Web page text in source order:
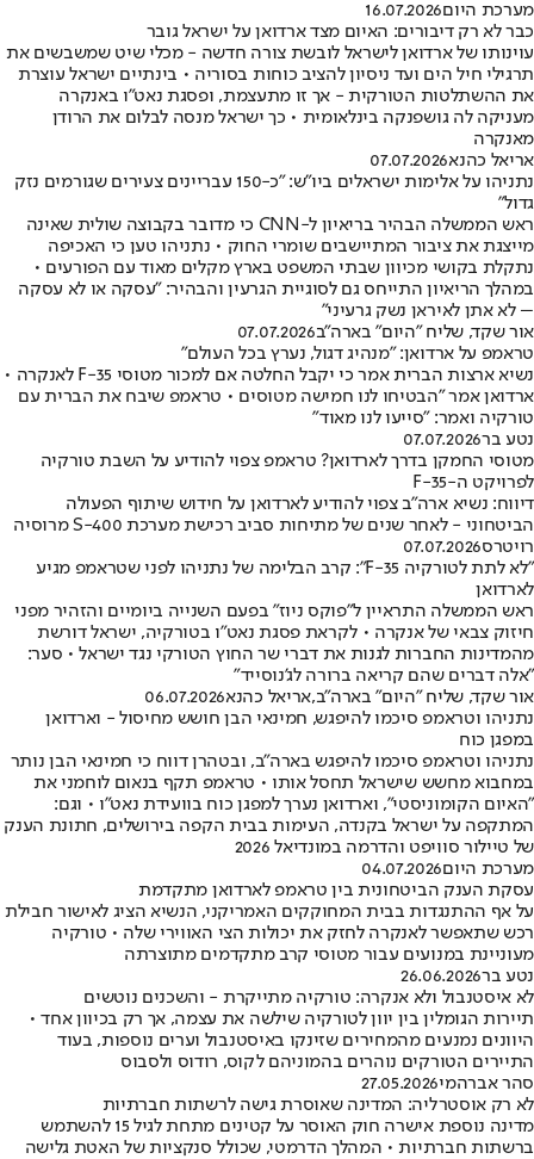
מערכת היום16.07.2026
כבר לא רק דיבורים: האיום מצד ארדואן על ישראל גובר
עוינותו של ארדואן לישראל לובשת צורה חדשה - מכלי שיט שמשבשים את
תרגילי חיל הים ועד ניסיון להציב כוחות בסוריה • בינתיים ישראל עוצרת
את ההשתלטות הטורקית - אך זו מתעצמת, ופסגת נאט"ו באנקרה
מעניקה לה גושפנקה בינלאומית • כך ישראל מנסה לבלום את הרודן
מאנקרה
אריאל כהנא07.07.2026
נתניהו על אלימות ישראלים ביו"ש: "כ-150 עבריינים צעירים שגורמים נזק
גדול"
ראש הממשלה הבהיר בריאיון ל-CNN כי מדובר בקבוצה שולית שאינה
מייצגת את ציבור המתיישבים שומרי החוק • נתניהו טען כי האכיפה
נתקלת בקושי מכיוון שבתי המשפט בארץ מקלים מאוד עם הפורעים •
במהלך הריאיון התייחס גם לסוגיית הגרעין והבהיר: "עסקה או לא עסקה
– לא אתן לאיראן נשק גרעיני"
אור שקד, שליח "היום" בארה"ב07.07.2026
טראמפ על ארדואן: "מנהיג דגול, נערץ בכל העולם"
נשיא ארצות הברית אמר כי יקבל החלטה אם למכור מטוסי F-35 לאנקרה •
ארדואן אמר "הבטיחו לנו חמישה מטוסים • טראמפ שיבח את הברית עם
טורקיה ואמר: "סייעו לנו מאוד"
נטע בר07.07.2026
מטוסי החמקן בדרך לארדואן? טראמפ צפוי להודיע על השבת טורקיה
לפרויקט ה-F-35
דיווח: נשיא ארה"ב צפוי להודיע לארדואן על חידוש שיתוף הפעולה
הביטחוני - לאחר שנים של מתיחות סביב רכישת מערכת S-400 מרוסיה
רויטרס07.07.2026
"לא לתת לטורקיה F-35": קרב הבלימה של נתניהו לפני שטראמפ מגיע
לארדואן
ראש הממשלה התראיין ל"פוקס ניוז" בפעם השנייה ביומיים והזהיר מפני
חיזוק צבאי של אנקרה • לקראת פסגת נאט"ו בטורקיה, ישראל דורשת
מהמדינות החברות לגנות את דברי שר החוץ הטורקי נגד ישראל • סער:
"אלה דברים שהם קריאה ברורה לג'נוסייד"
אור שקד, שליח "היום" בארה"ב,אריאל כהנא06.07.2026
נתניהו וטראמפ סיכמו להיפגש, חמינאי הבן חושש מחיסול - וארדואן
במפגן כוח
נתניהו וטראמפ סיכמו להיפגש בארה"ב, ובטהרן דווח כי חמינאי הבן נותר
במחבוא מחשש שישראל תחסל אותו • טראמפ תקף בנאום לוחמני את
"האיום הקומוניסטי", וארדואן נערך למפגן כוח בוועידת נאט"ו • וגם:
המתקפה על ישראל בקנדה, העימות בבית הקפה בירושלים, חתונת הענק
של טיילור סוויפט והדרמה במונדיאל 2026
מערכת היום04.07.2026
עסקת הענק הביטחונית בין טראמפ לארדואן מתקדמת
על אף ההתנגדות בבית המחוקקים האמריקני, הנשיא הציג לאישור חבילת
רכש שתאפשר לאנקרה לחזק את יכולות הצי האווירי שלה • טורקיה
מעוניינת במנועים עבור מטוסי קרב מתקדמים מתוצרתה
נטע בר26.06.2026
לא איסטנבול ולא אנקרה: טורקיה מתייקרת - והשכנים נוטשים
תיירות הגומלין בין יוון לטורקיה שילשה את עצמה, אך רק בכיוון אחד •
היוונים נמנעים מהמחירים שזינקו באיסטנבול וערים נוספות, בעוד
התיירים הטורקים נוהרים בהמוניהם לקוס, רודוס ולסבוס
סהר אברהמי27.05.2026
לא רק אוסטרליה: המדינה שאוסרת גישה לרשתות חברתיות
מדינה נוספת אישרה חוק האוסר על קטינים מתחת לגיל 15 להשתמש
ברשתות חברתיות • המהלך הדרמטי, שכולל סנקציות של האטת גלישה